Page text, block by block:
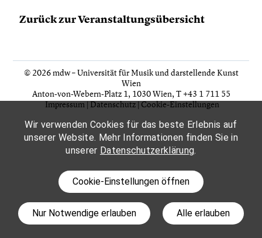
Wir verwenden Cookies für das beste Erlebnis auf
unserer Website. Mehr Informationen finden Sie in
unserer Datenschutzerklärung.
Cookie-Einstellungen öffnen
Nur Notwendige erlauben Alle erlauben
Zurück zur Veranstaltungsübersicht
© 2026 mdw – Universität für Musik und darstellende Kunst
Wien
Anton-von-Webern-Platz 1, 1030 Wien, T +43 1 711 55
Impressum|Datenschutz|Cookie-Einstellungen